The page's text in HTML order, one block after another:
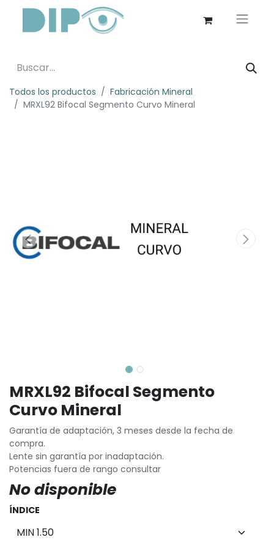
Todos los productos
Fabricación Mineral
MRXL92 Bifocal Segmento Curvo Mineral
MRXL92 Bifocal Segmento
Curvo Mineral
Garantía de adaptación, 3 meses desde la fecha de
compra.
Lente sin garantía por inadaptación.
Potencias fuera de rango consultar
No disponible
ÍNDICE